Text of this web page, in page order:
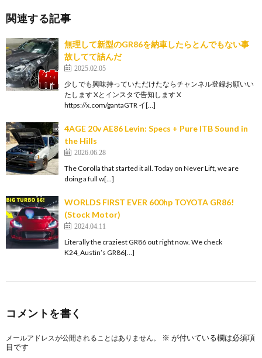
関連する記事
無理して新型のGR86を納車したらとんでもない事
故してて詰んだ
2025.02.05
少しでも興味持っていただけたならチャンネル登録お願いい
たします Xとインスタで告知します X
https://x.com/gantaGTR イ[…]
4AGE 20v AE86 Levin: Specs + Pure ITB Sound in
the Hills
2026.06.28
The Corolla that started it all. Today on Never Lift, we are
doing a full w[…]
WORLDS FIRST EVER 600hp TOYOTA GR86!
(Stock Motor)
2024.04.11
Literally the craziest GR86 out right now. We check
K24_Austin’s GR86[…]
コメントを書く
メールアドレスが公開されることはありません。 ※ が付いている欄は必須項
目です